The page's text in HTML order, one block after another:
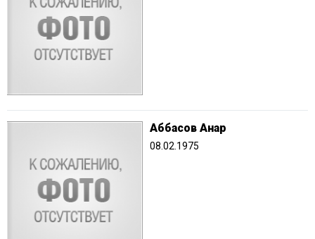
Аббасов Анар
08.02.1975